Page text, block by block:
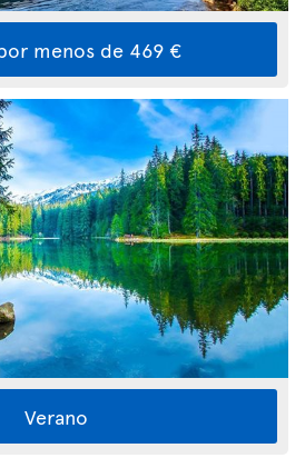
menos de 469 €
Verano